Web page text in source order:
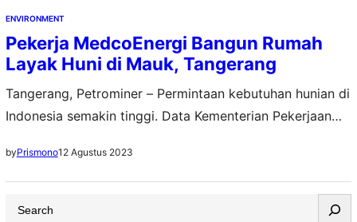
Mauk, Tangerang, Banten, Kamis (31/8). Menariknya, aksi
ini melibatkan Organisasi…
ENVIRONMENT
Pekerja MedcoEnergi Bangun Rumah
Layak Huni di Mauk, Tangerang
Tangerang, Petrominer – Permintaan kebutuhan hunian di
Indonesia semakin tinggi. Data Kementerian Pekerjaan
tahun 2022 ada sekitar 12,71 juta rumah, seiring
pertumbuhan keluarga baru yang meningkat 700 ribu
hingga 800 ribu setiap tahunnya. Hal inilah yang
byPrismono12 Agustus 2023